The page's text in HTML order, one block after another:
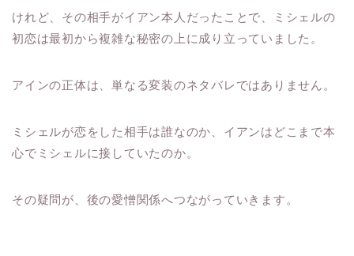
けれど、その相手がイアン本人だったことで、ミシェルの
初恋は最初から複雑な秘密の上に成り立っていました。
アインの正体は、単なる変装のネタバレではありません。
ミシェルが恋をした相手は誰なのか、イアンはどこまで本
心でミシェルに接していたのか。
その疑問が、後の愛憎関係へつながっていきます。